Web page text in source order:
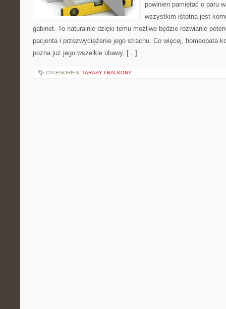
powinien pamiętać o paru
wszystkim istotna jest
gabinet. To naturalnie dzięki temu możliwe będzie rozwianie
pacjenta i przezwyciężenie jego strachu. Co więcej, homeopata
pozna już jego wszelkie obawy, […]
CATEGORIES: TARASY I BALKONY